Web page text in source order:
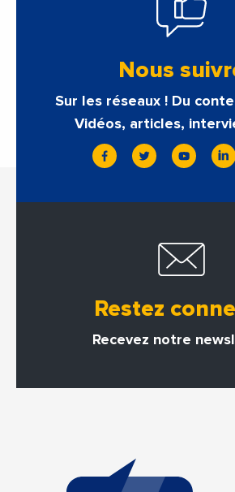
Nous
Sur les réseaux ! Du
Vidéos, articles,
Restez
Recevez notre